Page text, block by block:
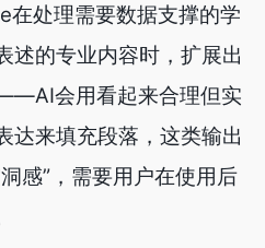
在处理需要数据支撑的学
述的专业内容时，扩展出
会用看起来合理但实
达来填充段落，这类输出
感”，需要用户在使用后